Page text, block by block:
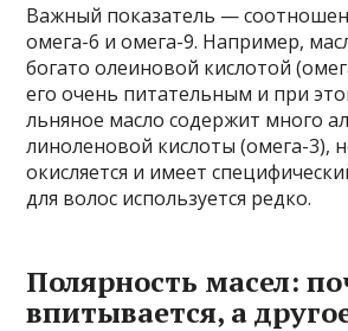
Важный показатель —
омега-6 и омега-9. Например,
богато олеиновой кислотой
его очень питательным и при
льняное масло содержит много
линоленовой кислоты (омега-3),
окисляется и имеет
для волос используется редко.
Полярность масел:
впитывается, а